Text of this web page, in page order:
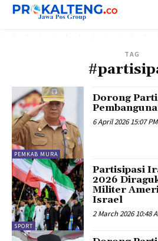
TAG
PEMKAB MURA
Dorong
6 April 2026 15:07 PM
SPORT
Partisipasi
2026
Militer
Israel
2 March 2026 10:48